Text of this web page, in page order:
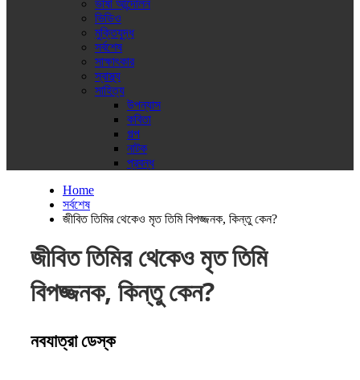
ভাষা আন্দোলন
ভিডিও
মুক্তিযুদ্ধ
সর্বশেষ
সাক্ষাৎকার
স্বাস্থ্য
সাহিত্য
উপন্যাস
কবিতা
গল্প
নাটক
প্রবন্ধ
Home
সর্বশেষ
জীবিত তিমির থেকেও মৃত তিমি বিপজ্জনক, কিন্তু কেন?
জীবিত তিমির থেকেও মৃত তিমি
বিপজ্জনক, কিন্তু কেন?
নবযাত্রা ডেস্ক